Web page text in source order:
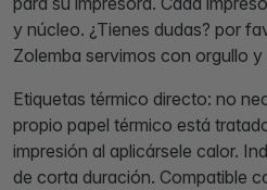
y núcleo. ¿Tienes dudas? por
Zolemba servimos con orgullo y
Etiquetas térmico directo: no
propio papel térmico está
impresión al aplicársele calor.
de corta duración. Compatible